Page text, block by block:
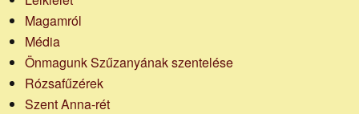
Magamról
Média
Önmagunk Szűzanyának szentelése
Rózsafűzérek
Szent Anna-rét